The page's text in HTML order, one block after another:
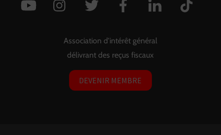
Association d'intérêt général
délivrant des reçus fiscaux
DEVENIR MEMBRE